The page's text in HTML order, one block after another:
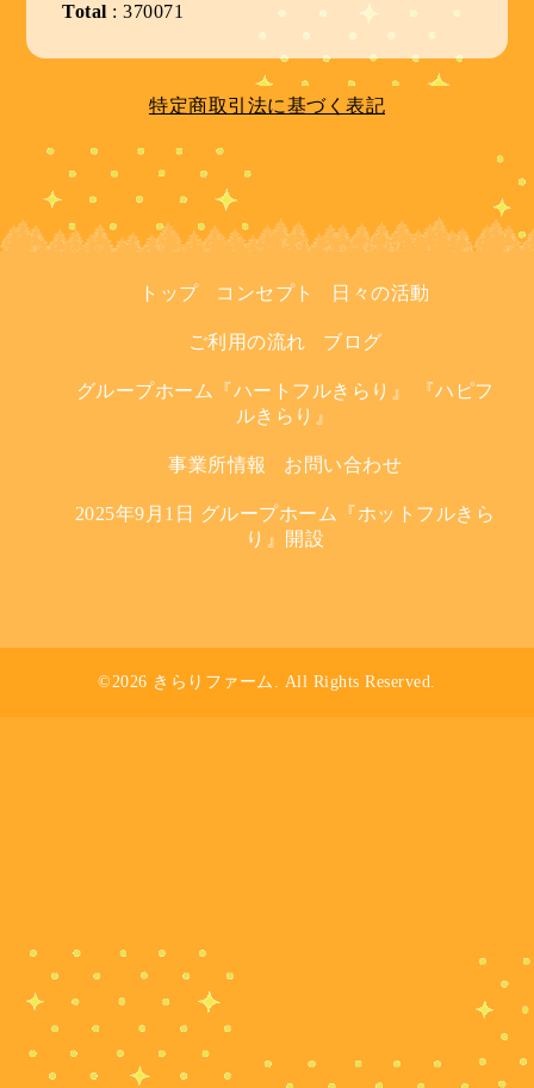
Total :370071
特定商取引法に基づく表記
トップ コンセプト 日々の活動
ご利用の流れ ブログ
グループホーム『ハートフルきらり』 『ハピフ
ルきらり』
事業所情報 お問い合わせ
2025年9月1日 グループホーム『ホットフルきら
り』開設
©2026 きらりファーム . All Rights Reserved.